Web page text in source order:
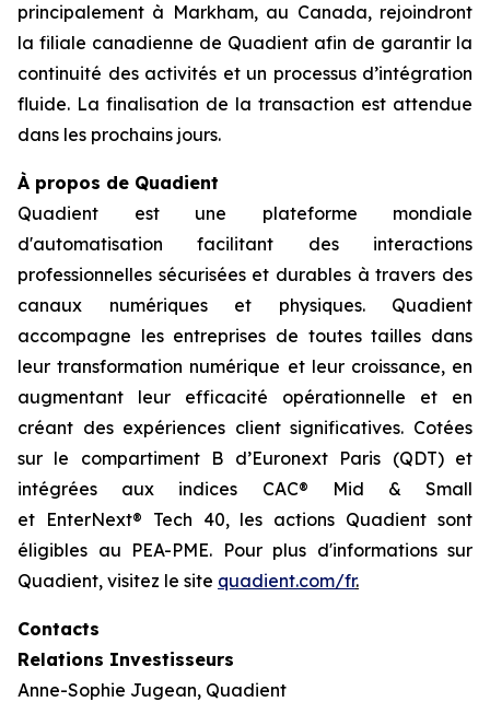
principalement à Markham, au Canada, rejoindront
la filiale canadienne de Quadient afin de garantir la
continuité des activités et un processus d’intégration
fluide. La finalisation de la transaction est attendue
dans les prochains jours.
À propos de Quadient
Quadient est une plateforme mondiale
d'automatisation facilitant des interactions
professionnelles sécurisées et durables à travers des
canaux numériques et physiques. Quadient
accompagne les entreprises de toutes tailles dans
leur transformation numérique et leur croissance, en
augmentant leur efficacité opérationnelle et en
créant des expériences client significatives. Cotées
sur le compartiment B d’Euronext Paris (QDT) et
intégrées aux indices CAC® Mid & Small
et EnterNext® Tech 40, les actions Quadient sont
éligibles au PEA-PME. Pour plus d'informations sur
Quadient, visitez le site quadient.com/fr.
Contacts
Relations Investisseurs
Anne-Sophie Jugean, Quadient